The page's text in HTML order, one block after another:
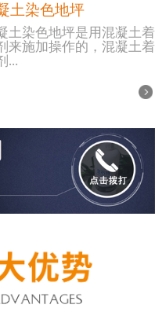
土染色地坪
土染色地坪是用混凝土着
来施加操作的，混凝土着
...